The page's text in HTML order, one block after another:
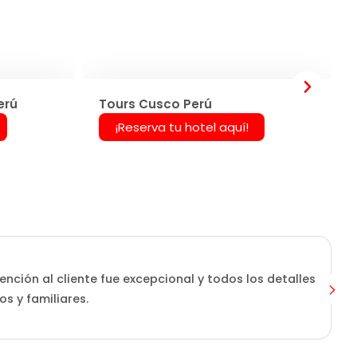
Tours Cusco Perú
¡Reserva tu hotel aquí!
al cliente fue excepcional y todos los detalles
y familiares.